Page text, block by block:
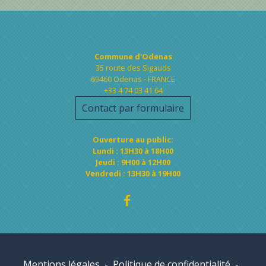
Commune d'Odenas
35 route des Sigauds
69460 Odenas - FRANCE
+33 4 74 03 41 64
Contact par formulaire
Ouverture au public:
Lundi : 13H30 à 18H00
Jeudi : 9H00 à 12H00
Vendredi : 13H30 à 19H00